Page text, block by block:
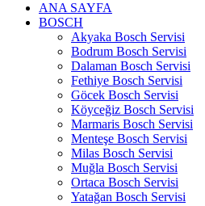
ANA SAYFA
BOSCH
Akyaka Bosch Servisi
Bodrum Bosch Servisi
Dalaman Bosch Servisi
Fethiye Bosch Servisi
Göcek Bosch Servisi
Köyceğiz Bosch Servisi
Marmaris Bosch Servisi
Menteşe Bosch Servisi
Milas Bosch Servisi
Muğla Bosch Servisi
Ortaca Bosch Servisi
Yatağan Bosch Servisi